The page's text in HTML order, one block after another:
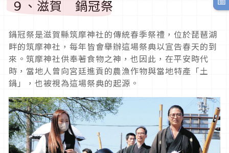
９、滋賀 鍋冠祭
鍋冠祭是滋賀縣筑摩神社的傳統春季祭禮，位於琵琶湖
畔的筑摩神社，每年皆會舉辦這場祭典以宣告春天的到
來。筑摩神社供奉著食物之神，也因此，在平安時代
時，當地人曾向宮廷進貢的農漁作物與當地特產「土
鍋」，也被視為這場祭典的起源。